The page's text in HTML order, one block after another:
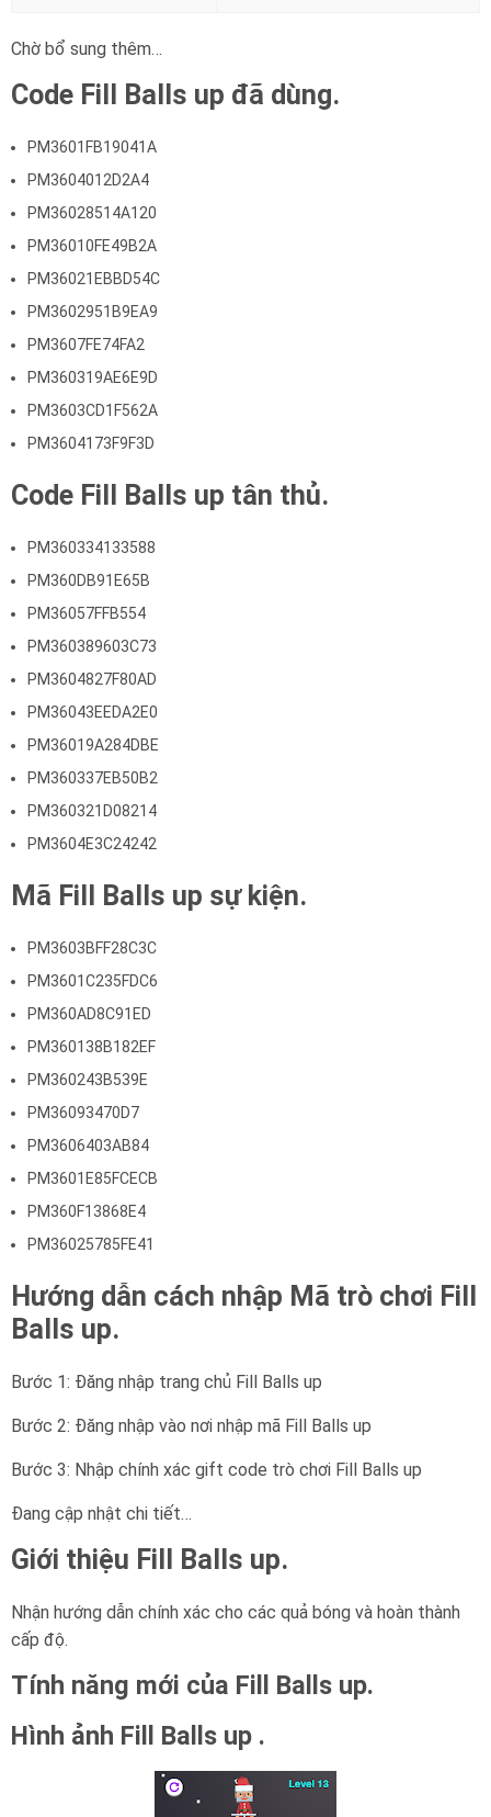
Chờ bổ sung thêm…
Code Fill Balls up đã dùng.
PM3601FB19041A
PM3604012D2A4
PM36028514A120
PM36010FE49B2A
PM36021EBBD54C
PM3602951B9EA9
PM3607FE74FA2
PM360319AE6E9D
PM3603CD1F562A
PM3604173F9F3D
Code Fill Balls up tân thủ.
PM360334133588
PM360DB91E65B
PM36057FFB554
PM360389603C73
PM3604827F80AD
PM36043EEDA2E0
PM36019A284DBE
PM360337EB50B2
PM360321D08214
PM3604E3C24242
Mã Fill Balls up sự kiện.
PM3603BFF28C3C
PM3601C235FDC6
PM360AD8C91ED
PM360138B182EF
PM360243B539E
PM36093470D7
PM3606403AB84
PM3601E85FCECB
PM360F13868E4
PM36025785FE41
Hướng dẫn cách nhập Mã trò chơi Fill
Balls up.
Bước 1: Đăng nhập trang chủ Fill Balls up
Bước 2: Đăng nhập vào nơi nhập mã Fill Balls up
Bước 3: Nhập chính xác gift code trò chơi Fill Balls up
Đang cập nhật chi tiết…
Giới thiệu Fill Balls up.
Nhận hướng dẫn chính xác cho các quả bóng và hoàn thành
cấp độ.
Tính năng mới của Fill Balls up.
Hình ảnh Fill Balls up .